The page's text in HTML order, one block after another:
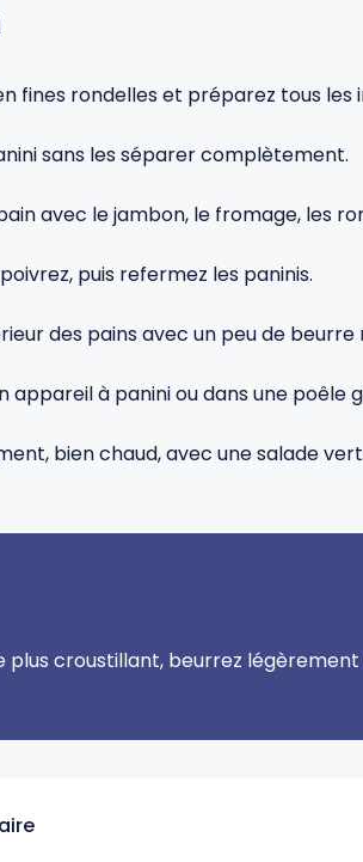
fines rondelles et préparez tous les
sans les séparer complètement.
avec le jambon, le fromage, les
puis refermez les paninis.
des pains avec un peu de beurre
appareil à panini ou dans une
bien chaud, avec une salade
plus croustillant, beurrez légèrement